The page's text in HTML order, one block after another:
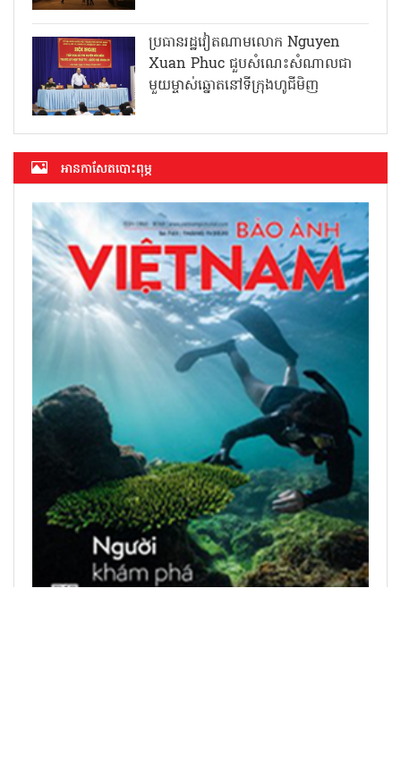
ប្រធានរដ្ឋវៀតណាមលោក Nguyen
Xuan Phuc ជួបសំណេះសំណាលជា
មួយម្ចាស់ឆ្នោតនៅទីក្រុងហូជីមិញ
អាន​កាសែត​បោះពុម្ភ